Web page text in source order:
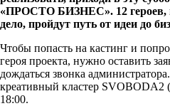
«ПРОСТО БИЗНЕС». 12 героев,
дело, пройдут путь от идеи до
Чтобы попасть на кастинг и
героя проекта, нужно оставить
дождаться звонка
креативный кластер SVOBODA2
18:00.